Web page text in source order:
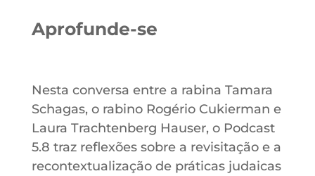
Aprofunde-se
Nesta conversa entre a rabina Tamara
Schagas, o rabino Rogério Cukierman e
Laura Trachtenberg Hauser, o Podcast
5.8 traz reflexões sobre a revisitação e a
recontextualização de práticas judaicas